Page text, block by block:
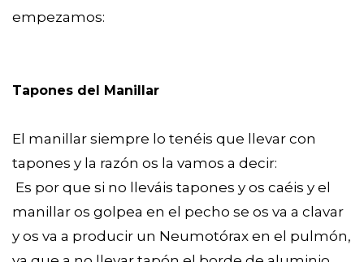
empezamos:
Tapones del Manillar
El manillar siempre lo tenéis que llevar con
tapones y la razón os la vamos a decir:
Es por que si no lleváis tapones y os caéis y el
manillar os golpea en el pecho se os va a clavar
y os va a producir un Neumotórax en el pulmón,